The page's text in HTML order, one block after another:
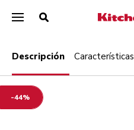
-44%
Descripción Características